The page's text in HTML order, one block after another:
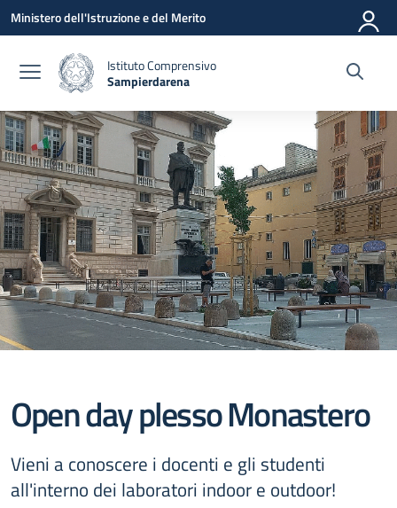
Vai ai contenuti
Vai al menu di navigazione
Vai al footer
Ministero dell'Istruzione e del Merito
Istituto Comprensivo
Sampierdarena
Open day plesso Monastero
Vieni a conoscere i docenti e gli studenti
all'interno dei laboratori indoor e outdoor!